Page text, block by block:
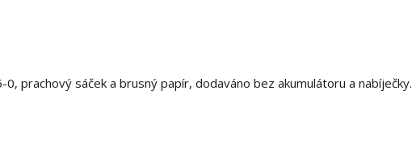
prachový sáček a brusný papír, dodaváno bez akumulátoru a nabíječky.